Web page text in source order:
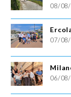
08/
07/
06/